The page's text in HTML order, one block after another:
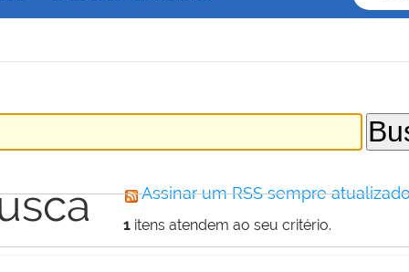
Assinar um RSS sempre
1itens atendem ao seu critério.